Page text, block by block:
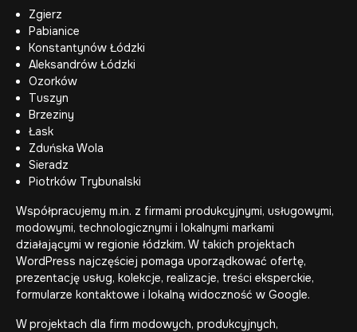
Zgierz
Pabianice
Konstantynów Łódzki
Aleksandrów Łódzki
Ozorków
Tuszyn
Brzeziny
Łask
Zduńska Wola
Sieradz
Piotrków Trybunalski
Współpracujemy m.in. z firmami produkcyjnymi, usługowymi,
modowymi, technologicznymi i lokalnymi markami
działającymi w regionie łódzkim. W takich projektach
WordPress najczęściej pomaga uporządkować ofertę,
prezentację usług, kolekcje, realizacje, treści eksperckie,
formularze kontaktowe i lokalną widoczność w Google.
W projektach dla firm modowych, produkcyjnych,